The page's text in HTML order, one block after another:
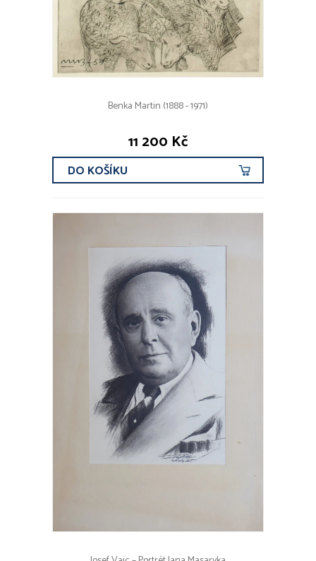
Benka Martin (1888 - 1971)
11 200 Kč
DO KOŠÍKU